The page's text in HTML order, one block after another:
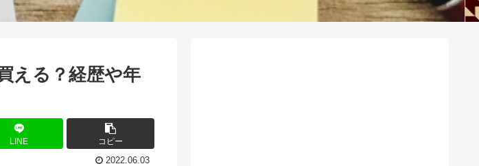
える？経歴や年
LINE コピー
2022.06.03